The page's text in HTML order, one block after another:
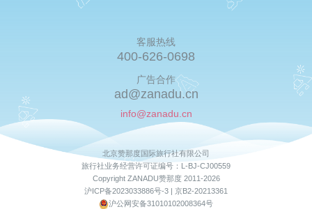
客服热线
400-626-0698
广告合作
ad@zanadu.cn
info@zanadu.cn
北京赞那度国际旅行社有限公司
旅行社业务经营许可证编号：L-BJ-CJ00559
Copyright ZANADU赞那度 2011-2026
沪ICP备2023033886号-3 | 京B2-20213361
沪公网安备31010102008364号